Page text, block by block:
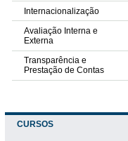
Internacionalização
Avaliação Interna e
Externa
Transparência e
Prestação de Contas
CURSOS